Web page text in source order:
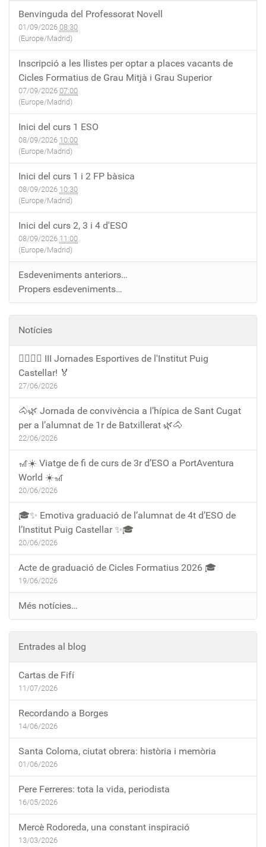
Benvinguda del Professorat Novell
01/09/2026 08:30
(Europe/Madrid)
Inscripció a les llistes per optar a places vacants de
Cicles Formatius de Grau Mitjà i Grau Superior
07/09/2026 07:00
(Europe/Madrid)
Inici del curs 1 ESO
08/09/2026 10:00
(Europe/Madrid)
Inici del curs 1 i 2 FP bàsica
08/09/2026 10:30
(Europe/Madrid)
Inici del curs 2, 3 i 4 d'ESO
08/09/2026 11:00
(Europe/Madrid)
Esdeveniments anteriors…
Propers esdeveniments…
Notícies
🏃‍♀️🏃‍♂️ III Jornades Esportives de l'Institut Puig
Castellar! 🏅
27/06/2026
🐴🌿 Jornada de convivència a l’hípica de Sant Cugat
per a l’alumnat de 1r de Batxillerat 🌿🐴
22/06/2026
🎢☀️ Viatge de fi de curs de 3r d’ESO a PortAventura
World ☀️🎢
20/06/2026
🎓✨ Emotiva graduació de l’alumnat de 4t d’ESO de
l’Institut Puig Castellar ✨🎓
20/06/2026
Acte de graduació de Cicles Formatius 2026 🎓
19/06/2026
Més notícies…
Entrades al blog
Cartas de Fifí
11/07/2026
Recordando a Borges
14/06/2026
Santa Coloma, ciutat obrera: història i memòria
01/06/2026
Pere Ferreres: tota la vida, periodista
16/05/2026
Mercè Rodoreda, una constant inspiració
13/03/2026